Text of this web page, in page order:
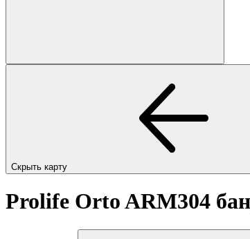
Скрыть карту
Prolife Orto ARM304